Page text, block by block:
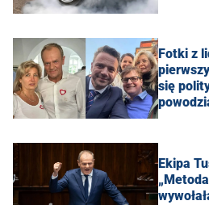
Fotki z
się
Ekipa